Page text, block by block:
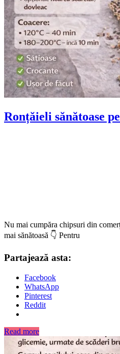
Ronțăieli sănătoase
Nu mai cumpăra chipsuri din
mai sănătoasă 👇 Pentru
Partajează asta:
Facebook
WhatsApp
Pinterest
Reddit
Read more